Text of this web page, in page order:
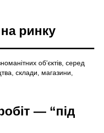
ринку
об’єктів, серед
склади, магазини,
— “під